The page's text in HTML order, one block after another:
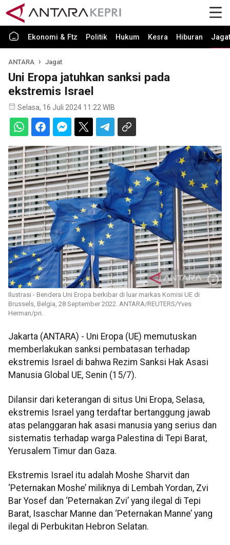
Ekonomi & Ftz Politik Hukum Kesra Hiburan Jagat
ANTARA Jagat
Uni Eropa jatuhkan sanksi pada
ekstremis Israel
Selasa, 16 Juli 2024 11:22 WIB
Ilustrasi - Bendera Uni Eropa berkibar di luar markas Komisi UE di
Brussels, Belgia, 28 September 2022. ANTARA/REUTERS/Yves
Herman/pri.
Jakarta (ANTARA) - Uni Eropa (UE) memutuskan
memberlakukan sanksi pembatasan terhadap
ekstremis Israel di bahwa Rezim Sanksi Hak Asasi
Manusia Global UE, Senin (15/7).
Dilansir dari keterangan di situs Uni Eropa, Selasa,
ekstremis Israel yang terdaftar bertanggung jawab
atas pelanggaran hak asasi manusia yang serius dan
sistematis terhadap warga Palestina di Tepi Barat,
Yerusalem Timur dan Gaza.
Ekstremis Israel itu adalah Moshe Sharvit dan
‘Peternakan Moshe’ miliknya di Lembah Yordan, Zvi
Bar Yosef dan ‘Peternakan Zvi’ yang ilegal di Tepi
Barat, Isaschar Manne dan ‘Peternakan Manne’ yang
ilegal di Perbukitan Hebron Selatan.